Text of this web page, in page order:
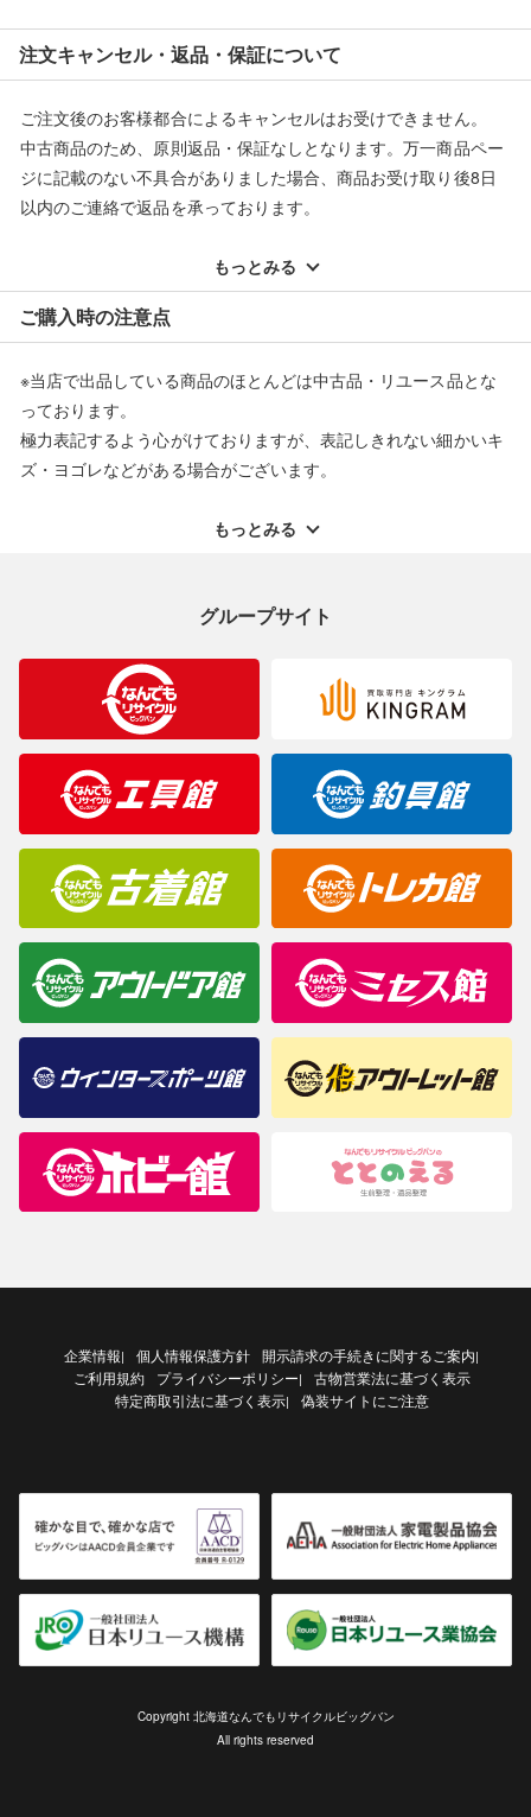
注文キャンセル・返品・保証について
ご注文後のお客様都合によるキャンセルはお受けできません。
中古商品のため、原則返品・保証なしとなります。万一商品ペー
ジに記載のない不具合がありました場合、商品お受け取り後8日
以内のご連絡で返品を承っております。
配送料ともに当社負担で対応いたします。
※オンラインストアで購入頂いた商品は、店頭での返品はお受け
できません。また、商品の修理及び交換に関しては承ることがで
返品・交換について
もっとみる
ご購入時の注意点
※当店で出品している商品のほとんどは中古品・リユース品とな
っております。
極力表記するよう心がけておりますが、表記しきれない細かいキ
ズ・ヨゴレなどがある場合がございます。
ご理解くださいますようお願い申し上げます。
合がございますのでご了承ください。
※表記したカラー名は、当社が判断した名称を掲載しています。
製造元が定めたカラー名と異なることもあります。色調などご不
明なことがありましたらご購入前にお問い合わせください。
商品について
もっとみる
グループサイト
企業情報| 個人情報保護方針 開示請求の手続きに関するご案内|
ご利用規約 プライバシーポリシー|
古物営業法に基づく表示
特定商取引法に基づく表示| 偽装サイトにご注意
Copyright 北海道なんでもリサイクルビッグバン
All rights reserved